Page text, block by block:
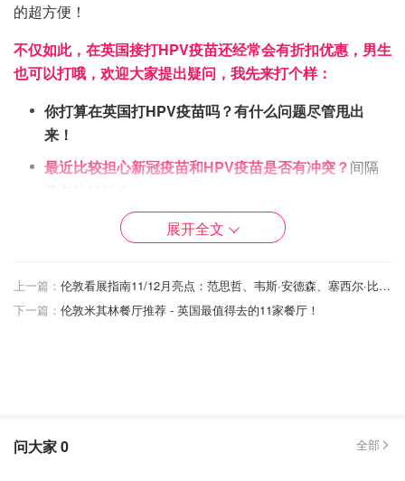
的超方便！
不仅如此，在英国接打HPV疫苗还经常会有折扣优惠，男生
也可以打哦，欢迎大家提出疑问，我先来打个样：
你打算在英国打HPV疫苗吗？有什么问题尽管甩出
来！
最近比较担心新冠疫苗和HPV疫苗是否有冲突？间隔
多久比较好？
打完HPV疫苗有什么副作用吗？ 过敏体质
什么区别呢？该打哪一种？
……
机不可失失不再来快来提问啦~
展开全文
上一篇：
伦敦看展指南11/12月亮点：范思哲、韦斯·安德森、塞西尔·比顿时尚展
下一篇： 伦敦米其林餐厅推荐 - 英国最值得去的11家餐厅！
问大家0 全部